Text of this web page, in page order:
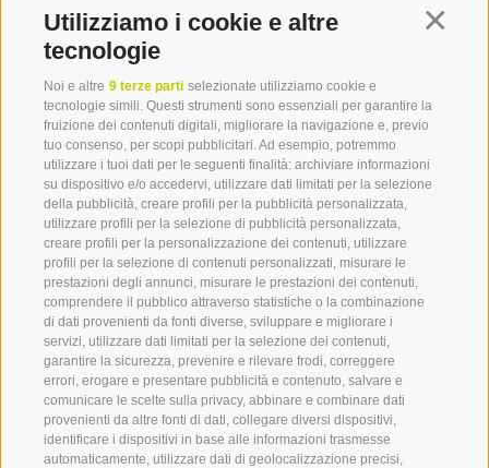
Utilizziamo i cookie e altre
tecnologie
Noi e altre 9 terze parti selezionate utilizziamo cookie e
tecnologie simili. Questi strumenti sono essenziali per garantire la
fruizione dei contenuti digitali, migliorare la navigazione e, previo
tuo consenso, per scopi pubblicitari. Ad esempio, potremmo
utilizzare i tuoi dati per le seguenti finalità: archiviare informazioni
su dispositivo e/o accedervi, utilizzare dati limitati per la selezione
della pubblicità, creare profili per la pubblicità personalizzata,
utilizzare profili per la selezione di pubblicità personalizzata,
creare profili per la personalizzazione dei contenuti, utilizzare
profili per la selezione di contenuti personalizzati, misurare le
prestazioni degli annunci, misurare le prestazioni dei contenuti,
comprendere il pubblico attraverso statistiche o la combinazione
di dati provenienti da fonti diverse, sviluppare e migliorare i
servizi, utilizzare dati limitati per la selezione dei contenuti,
garantire la sicurezza, prevenire e rilevare frodi, correggere
errori, erogare e presentare pubblicità e contenuto, salvare e
comunicare le scelte sulla privacy, abbinare e combinare dati
provenienti da altre fonti di dati, collegare diversi dispositivi,
identificare i dispositivi in base alle informazioni trasmesse
automaticamente, utilizzare dati di geolocalizzazione precisi,
T +39 0471 094 241
michael.stauder[at]idm-
suedtirol.com
Mettetevi in contatto con
noi
IDM Südtirol - Alto Adige
+39 0471 094 000
info[at]idm-suedtirol.com
idm[at]pec.idm-suedtirol.com